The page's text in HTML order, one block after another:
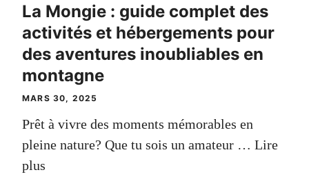
La Mongie : guide complet des
activités et hébergements pour
des aventures inoubliables en
montagne
MARS 30, 2025
Prêt à vivre des moments mémorables en
pleine nature? Que tu sois un amateur … Lire
plus